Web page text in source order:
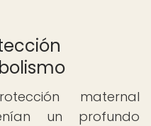
maternal
un profundo